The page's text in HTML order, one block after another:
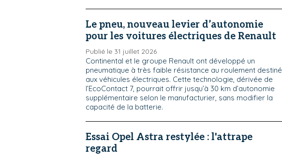
Le pneu, nouveau levier d’autonomie
pour les voitures électriques de Renault
Publié le 31 juillet 2026
Continental et le groupe Renault ont développé un
pneumatique à très faible résistance au roulement destiné
aux véhicules électriques. Cette technologie, dérivée de
l’EcoContact 7, pourrait offrir jusqu’à 30 km d’autonomie
supplémentaire selon le manufacturier, sans modifier la
capacité de la batterie.
Essai Opel Astra restylée : l'attrape
regard